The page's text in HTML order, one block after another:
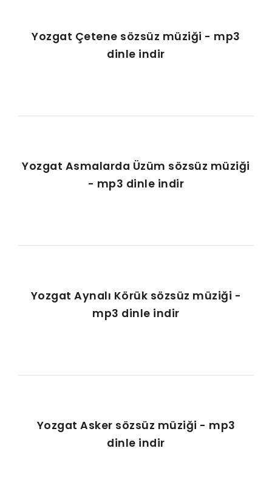
Yozgat Çetene sözsüz müziği - mp3
dinle indir
Yozgat Asmalarda Üzüm sözsüz müziği
- mp3 dinle indir
Yozgat Aynalı Körük sözsüz müziği -
mp3 dinle indir
Yozgat Asker sözsüz müziği - mp3
dinle indir